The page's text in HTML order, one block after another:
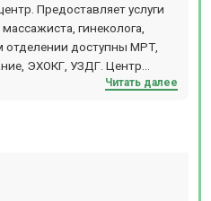
Предоставляет услуги
гинеколога,
отделении доступны МРТ,
ЭХОКГ, УЗДГ. Центр
м. Университет.Читать далее